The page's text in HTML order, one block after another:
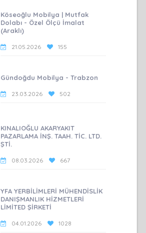
Köseoğlu Mobilya | Mutfak
Dolabı - Özel Ölçü İmalat
(Araklı)
21.05.2026 155
Gündoğdu Mobilya - Trabzon
23.03.2026 502
KINALIOĞLU AKARYAKIT
PAZARLAMA İNŞ. TAAH. TİC. LTD.
ŞTİ.
08.03.2026 667
YFA YERBİLİMLERİ MÜHENDİSLİK
DANIŞMANLIK HİZMETLERİ
LİMİTED ŞİRKETİ
04.01.2026 1028